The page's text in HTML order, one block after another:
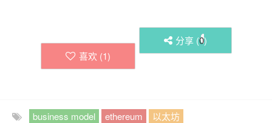
喜欢 (1)
分享 (0)
business model ethereum 以太坊